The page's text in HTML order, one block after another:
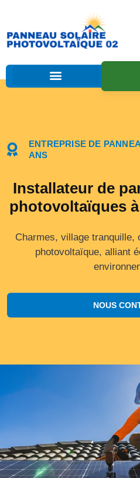
ENTREPRISE DE
ANS
Installateur de
photovoltaïques
Charmes, village tranquille,
photovoltaïque, alliant
NOUS